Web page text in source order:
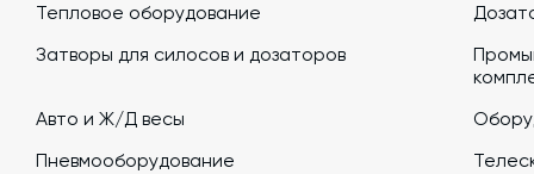
Тепловое оборудование
Затворы для силосов и дозаторов
Авто и Ж/Д весы
Пневмооборудование